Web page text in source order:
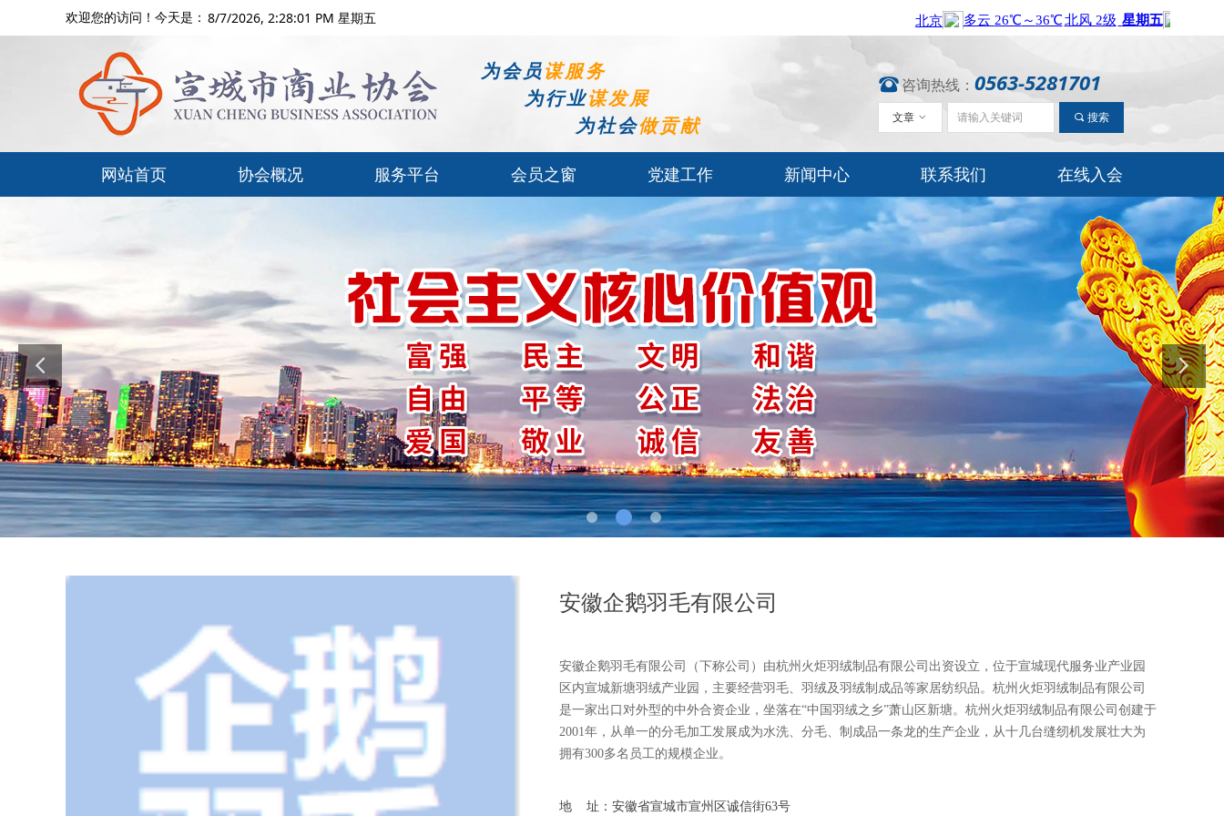
8/7/2026, 2:28:02 PM 星期五
欢迎您的访问！今天是：
为会员谋服务
为行业谋发展
为社会做贡献
咨询热线： 0563-5281701
뀰
끠 搜索
文章 ꀁ
网站首页 协会概况 服务平台 会员之窗 党建工作 新闻中心 联系我们 在线入会
安徽企鹅羽毛有限公司
地 址：安徽省宣城市宣州区诚信街63号
安徽企鹅羽毛有限公司（下称公司）由杭州火炬羽绒制品有限公司出资设立，位于宣城现代服务业产业园
区内宣城新塘羽绒产业园，主要经营羽毛、羽绒及羽绒制成品等家居纺织品。杭州火炬羽绒制品有限公司
是一家出口对外型的中外合资企业，坐落在“中国羽绒之乡”萧山区新塘。杭州火炬羽绒制品有限公司创建于
2001年，从单一的分毛加工发展成为水洗、分毛、制成品一条龙的生产企业，从十几台缝纫机发展壮大为
拥有300多名员工的规模企业。